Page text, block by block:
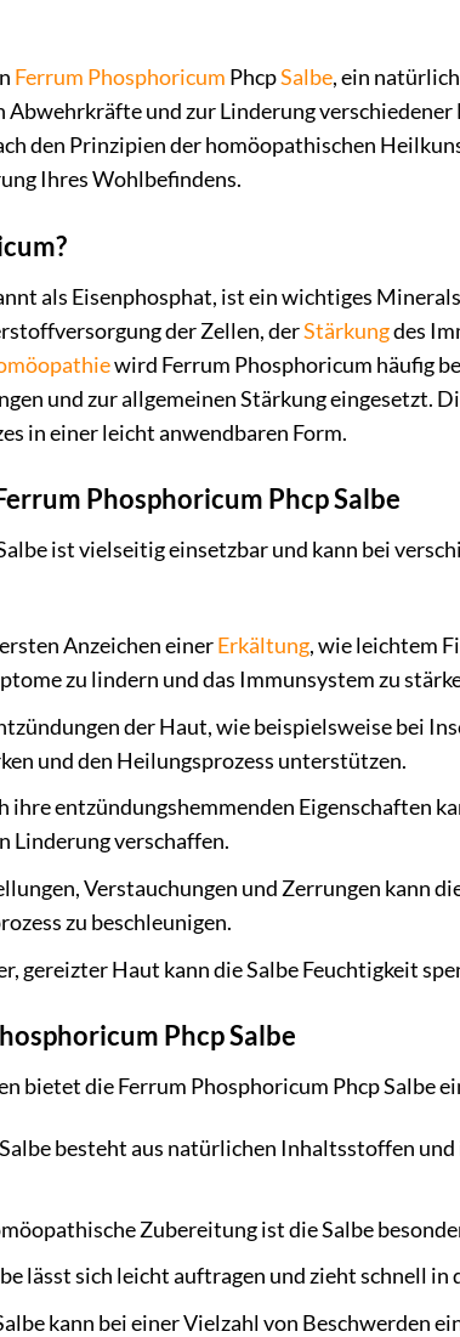
Ferrum Phosphoricum PhcpSalbe, ein
und zur Linderung
den Prinzipien der homöopathischen
Ihres Wohlbefindens.
als Eisenphosphat, ist ein wichtiges
der Zellen, derStärkungdes
wird Ferrum Phosphoricum häufig
und zur allgemeinen Stärkung eingesetzt.
in einer leicht anwendbaren Form.
Phosphoricum Phcp Salbe
ist vielseitig einsetzbar und kann bei
Anzeichen einerErkältung, wie leichtem
zu lindern und das Immunsystem zu
der Haut, wie beispielsweise bei
und den Heilungsprozess unterstützen.
ihre entzündungshemmenden Eigenschaften
Linderung verschaffen.
Verstauchungen und Zerrungen kann
zu beschleunigen.
gereizter Haut kann die Salbe Feuchtigkeit
Phcp Salbe
bietet die Ferrum Phosphoricum Phcp Salbe
besteht aus natürlichen Inhaltsstoffen
Zubereitung ist die Salbe
lässt sich leicht auftragen und zieht schnell in
kann bei einer Vielzahl von Beschwerden